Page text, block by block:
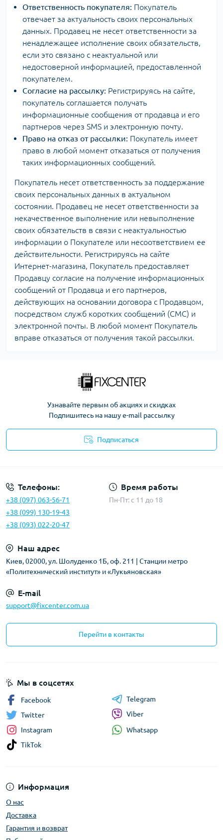
Ответственность покупателя: Покупатель
отвечает за актуальность своих персональных
данных. Продавец не несет ответственности за
ненадлежащее исполнение своих обязательств,
если это связано с неактуальной или
недостоверной информацией, предоставленной
покупателем.
Согласие на рассылку: Регистрируясь на сайте,
покупатель соглашается получать
информационные сообщения от продавца и его
партнеров через SMS и электронную почту.
Право на отказ от рассылки: Покупатель имеет
право в любой момент отказаться от получения
таких информационных сообщений.
Покупатель несет ответственность за поддержание
своих персональных данных в актуальном
состоянии. Продавец не несет ответственности за
некачественное выполнение или невыполнение
своих обязательств в связи с неактуальностью
информации о Покупателе или несоответствием ее
действительности. Регистрируясь на сайте
Интернет-магазина, Покупатель предоставляет
Продавцу согласие на получение информационных
сообщений от Продавца и его партнеров,
действующих на основании договора с Продавцом,
посредством служб коротких сообщений (СМС) и
электронной почты. В любой момент Покупатель
вправе отказаться от получения такой рассылки.
Узнавайте первым об акциях и скидках
Подпишитесь на нашу e-mail рассылку
Подписаться
Телефоны:
+38 (097) 063-56-71
+38 (099) 130-19-43
+38 (093) 022-20-47
Время работы
Пн-Пт: c 11 до 18
Наш адрес
Киев, 02000, ул. Шолуденко 1Б, оф. 211 | Станции метро
«Политехнический институт» и «Лукьяновская»
E-mail
support@fixcenter.com.ua
Перейти в контакты
Информация
О нас
Доставка
Гарантия и возврат
Мы в соцсетях
Facebook
Twitter
Instagram
TikTok
Telegram
Viber
Whatsapp